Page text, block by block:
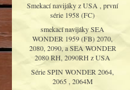
Smekací navijáky z USA , první
série 1958 (FC)
smekací navijáky SEA
WONDER 1959 (FB) 2070,
2080, 2090, a SEA WONDER
2080 RH, 2090RH z USA
Série SPIN WONDER 2064,
2065 , 2064M